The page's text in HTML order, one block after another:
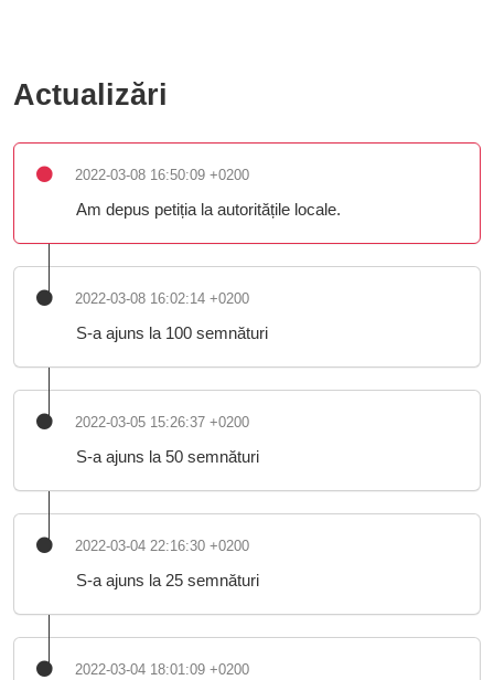
Actualizări
2022-03-08 16:50:09 +0200
Am depus petiția la autoritățile locale.
2022-03-08 16:02:14 +0200
S-a ajuns la 100 semnături
2022-03-05 15:26:37 +0200
S-a ajuns la 50 semnături
2022-03-04 22:16:30 +0200
S-a ajuns la 25 semnături
2022-03-04 18:01:09 +0200